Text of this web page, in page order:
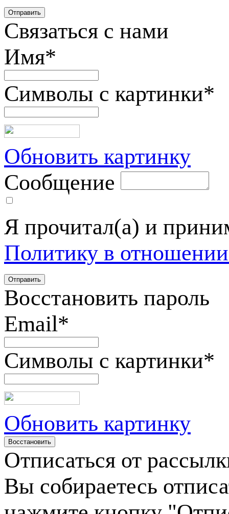
Связаться с нами
Имя*
Символы с картинки*
Обновить картинку
Сообщение
Я прочитал(а) и
Политику в
Восстановить пароль
Email*
Символы с картинки*
Обновить картинку
Отписаться от
Вы собираетесь